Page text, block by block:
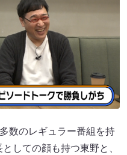
数のレギュラー番組を持
しての顔も持つ東野と、